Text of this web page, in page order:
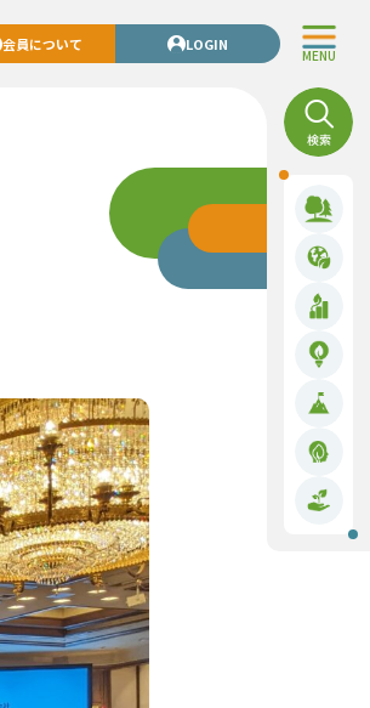
MENU
会員について LOGIN